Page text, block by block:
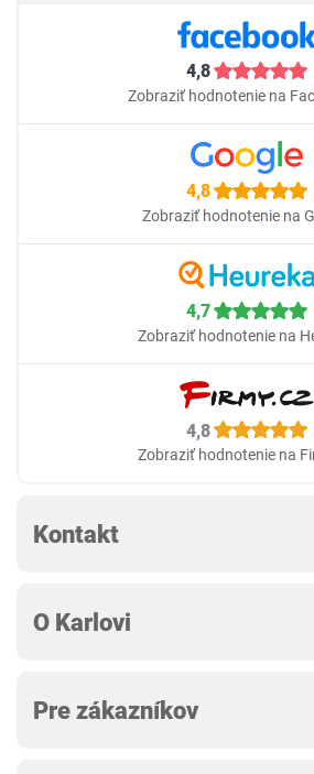
4,8
Zobraziť hodnotenie na
4,8
Zobraziť hodnotenie na
4,7
Zobraziť hodnotenie na
4,8
Zobraziť hodnotenie na
Kontakt
O Karlovi
Pre zákazníkov